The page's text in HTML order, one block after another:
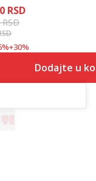
RSD
RSD
%+30%
Dodajte u